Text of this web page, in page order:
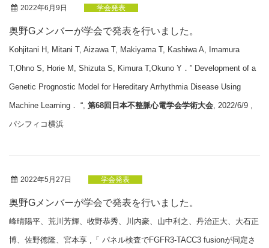
2022年6月9日 学会発表
奥野Gメンバーが学会で発表を行いました。
Kohjitani H, Mitani T, Aizawa T, Makiyama T, Kashiwa A, Imamura
T,Ohno S, Horie M, Shizuta S, Kimura T,Okuno Y．” Development of a
Genetic Prognostic Model for Hereditary Arrhythmia Disease Using
Machine Learning． “, 第68回日本不整脈心電学会学術大会 , 2022/6/9 ,
パシフィコ横浜
2022年5月27日 学会発表
奥野Gメンバーが学会で発表を行いました。
峰晴陽平、荒川芳輝、牧野恭秀、川内豪、山中利之、丹治正大、大石正
博、佐野徳隆、宮本享 ,「 パネル検査でFGFR3-TACC3 fusionが同定さ